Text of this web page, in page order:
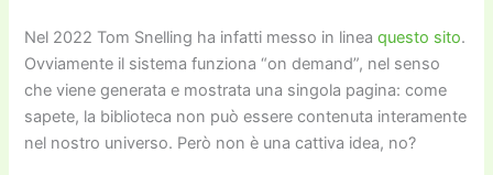
Nel 2022 Tom Snelling ha infatti messo in lineaquesto sito.
Ovviamente il sistema funziona “on demand”, nel senso
che viene generata e mostrata una singola pagina: come
sapete, la biblioteca non può essere contenuta interamente
nel nostro universo. Però non è una cattiva idea, no?